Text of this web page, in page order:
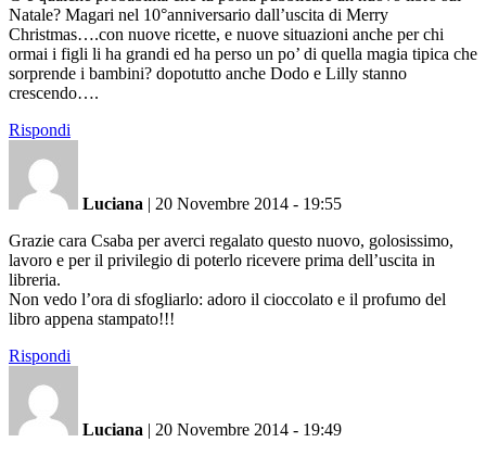
Natale? Magari nel 10°anniversario dall’uscita di Merry
Christmas….con nuove ricette, e nuove situazioni anche per chi
ormai i figli li ha grandi ed ha perso un po’ di quella magia tipica che
sorprende i bambini? dopotutto anche Dodo e Lilly stanno
crescendo….
Rispondi
Luciana | 20 Novembre 2014 - 19:55
Grazie cara Csaba per averci regalato questo nuovo, golosissimo,
lavoro e per il privilegio di poterlo ricevere prima dell’uscita in
libreria.
Non vedo l’ora di sfogliarlo: adoro il cioccolato e il profumo del
libro appena stampato!!!
Rispondi
Luciana | 20 Novembre 2014 - 19:49